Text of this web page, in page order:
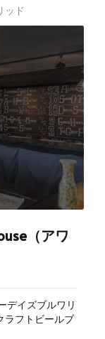
ッド
（アワ
デイズブルワリ
フトビールブ